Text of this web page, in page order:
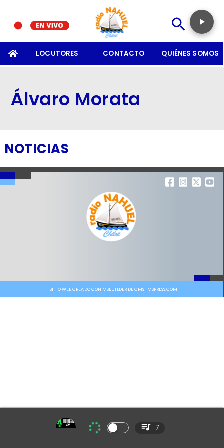
LOCUTORES CONTACTO QUIÉNES SOMOS
Álvaro Morata
NOTICIAS
SITIO WEB CREADO CON MSBUILDER DE CMS-MSPRESS.COM
7